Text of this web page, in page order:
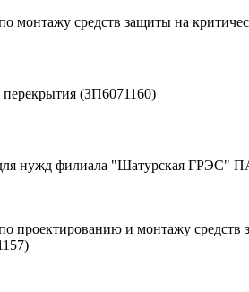
монтажу средств защиты на
(ЗП6071160)
нужд филиала "Шатурская ГРЭС"
проектированию и монтажу